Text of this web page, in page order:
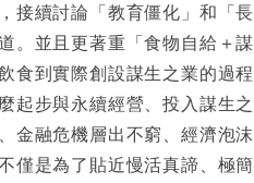
接續討論「教育僵化」和「
。並且更著重「食物自給＋
食到實際創設謀生之業的過
起步與永續經營、投入謀生
金融危機層出不窮、經濟泡
僅是為了貼近慢活真諦、極